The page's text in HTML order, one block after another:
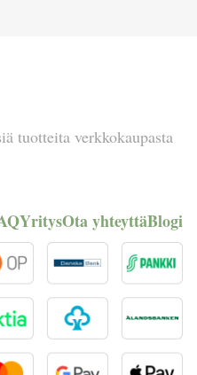
tuotteita verkkokaupasta
YritysOta yhteyttäBlogi